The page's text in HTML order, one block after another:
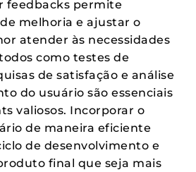
feedbacks permite
melhoria e ajustar o
atender às necessidades
como testes de
de satisfação e análise
do usuário são essenciais
valiosos. Incorporar o
de maneira eficiente
de desenvolvimento e
final que seja mais